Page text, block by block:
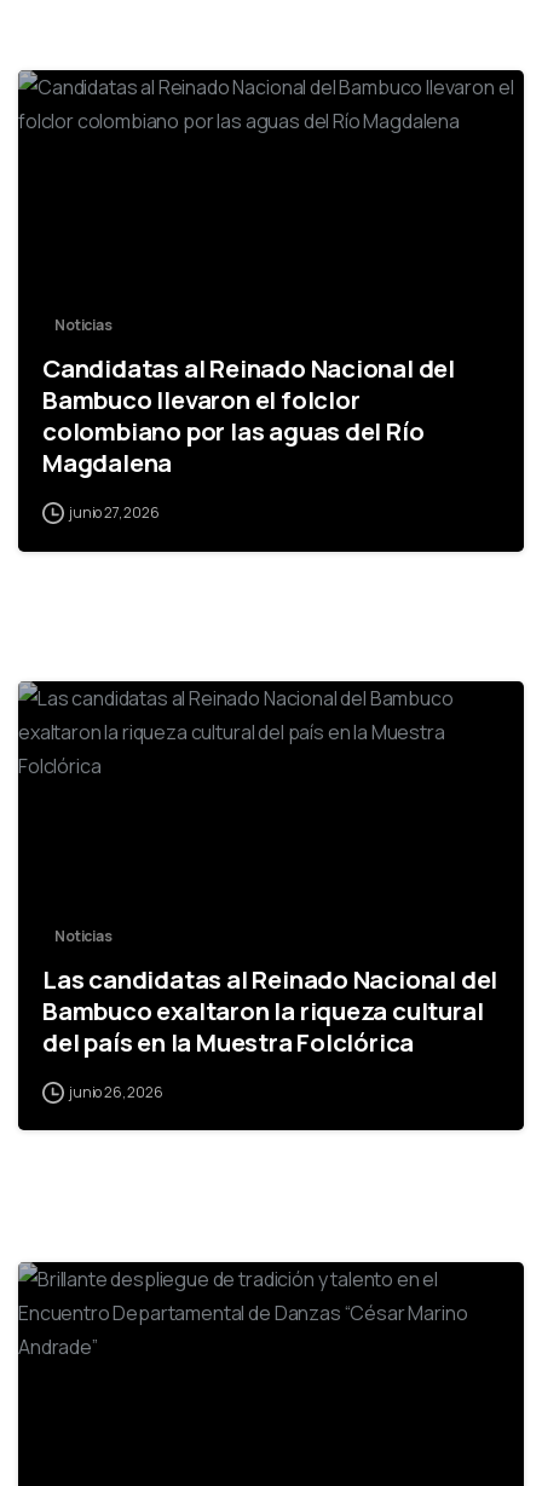
Noticias
Candidatas al Reinado Nacional del
Bambuco llevaron el folclor
colombiano por las aguas del Río
Magdalena
junio 27, 2026
Noticias
Las candidatas al Reinado Nacional del
Bambuco exaltaron la riqueza cultural
del país en la Muestra Folclórica
junio 26, 2026